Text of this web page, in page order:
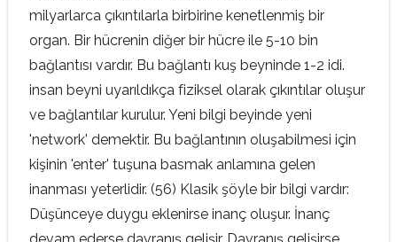
milyarlarca çıkıntılarla birbirine kenetlenmiş bir
organ. Bir hücrenin diğer bir hücre ile 5-10 bin
bağlantısı vardır. Bu bağlantı kuş beyninde 1-2 idi.
insan beyni uyarıldıkça fiziksel olarak çıkıntılar oluşur
ve bağlantılar kurulur. Yeni bilgi beyinde yeni
'network' demektir. Bu bağlantının oluşabilmesi için
kişinin 'enter' tuşuna basmak anlamına gelen
inanması yeterlidir. (56) Klasik şöyle bir bilgi vardır:
Düşünceye duygu eklenirse inanç oluşur. İnanç
devam ederse davranış gelişir. Davranış gelişirse